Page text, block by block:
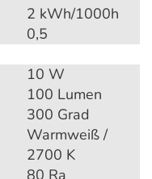
2 kWh/1000h
0,5
10 W
100 Lumen
300 Grad
Warmweiß /
2700 K
80 Ra